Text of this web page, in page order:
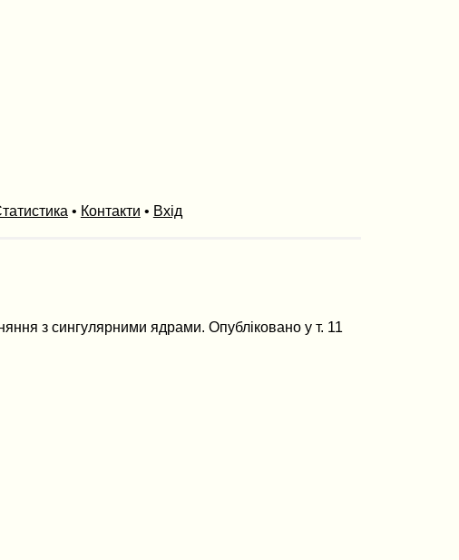
• Контакти • Вхід
з сингулярними ядрами. Опубліковано у т. 11